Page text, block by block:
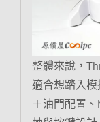
整體來說，
適合想踏入
＋油門配置